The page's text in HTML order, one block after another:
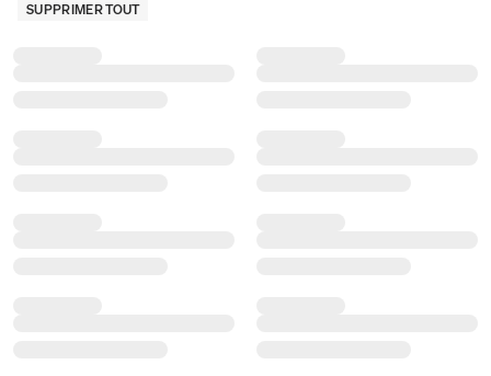
SUPPRIMER TOUT